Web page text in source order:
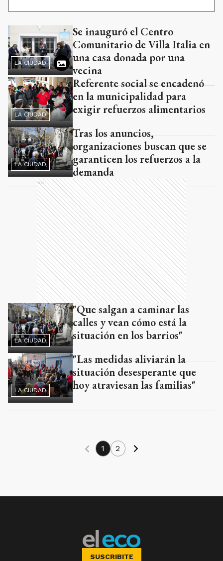
LA CIUDAD
Se inauguró el Centro
Comunitario de Villa Italia en
una casa donada por una
vecina
LA CIUDAD
Referente social se encadenó
en la municipalidad para
exigir refuerzos alimentarios
LA CIUDAD
Tras los anuncios,
organizaciones buscan que se
garanticen los refuerzos a la
demanda
Ads
LA CIUDAD
"Que salgan a caminar las
calles y vean cómo está la
situación en los barrios"
LA CIUDAD
"Las medidas aliviarán la
situación desesperante que
hoy atraviesan las familias"
1 2
SUSCRIBITE